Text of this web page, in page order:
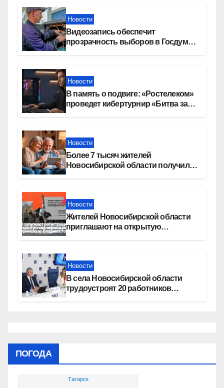
Новости
Видеозапись обеспечит
прозрачность выборов в Госдуму
Новости
В память о подвиге: «Ростелеком»
проведет кибертурнир «Битва за
Новости
Более 7 тысяч жителей
Новосибирской области получили
Новости
Жителей Новосибирской области
приглашают на открытую
Новости
В села Новосибирской области
трудоустроят 20 работников
ПОГОДА
Татарск